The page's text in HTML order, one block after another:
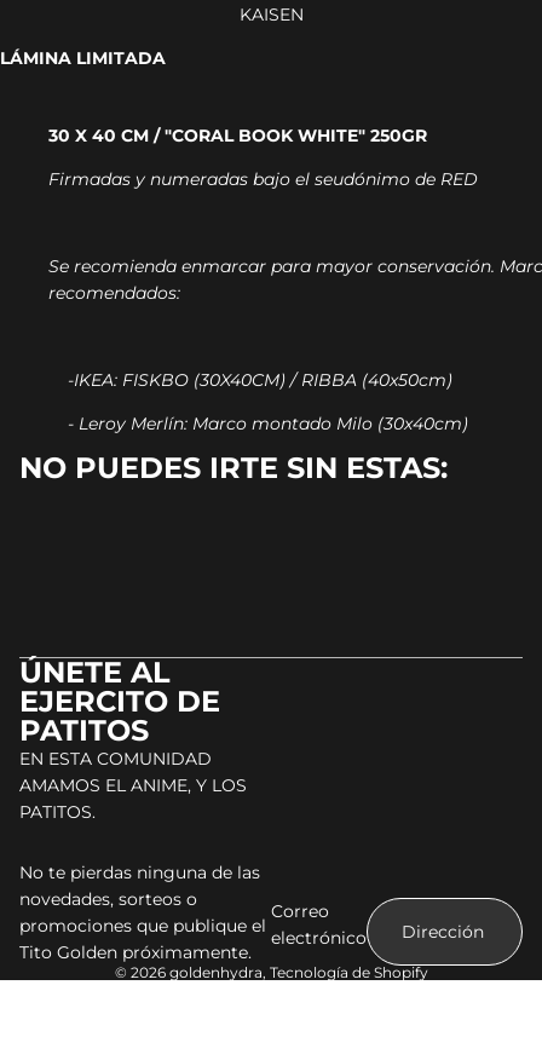
KAISEN
LÁMINA LIMITADA
30 X 40 CM / "CORAL BOOK WHITE" 250GR
Firmadas y numeradas bajo el seudónimo de RED
Se recomienda enmarcar para mayor conservación.
recomendados:
-IKEA: FISKBO (30X40CM) / RIBBA (40x50cm)
- Leroy Merlín: Marco montado Milo (30x40cm)
NO PUEDES IRTE SIN ESTAS:
ÚNETE AL
EJERCITO DE
PATITOS
EN ESTA COMUNIDAD
AMAMOS EL ANIME, Y LOS
PATITOS.
No te pierdas ninguna de las
novedades, sorteos o
promociones que publique el
Tito Golden próximamente.
Correo
electrónico
© 2026 goldenhydra, Tecnología de Shopify